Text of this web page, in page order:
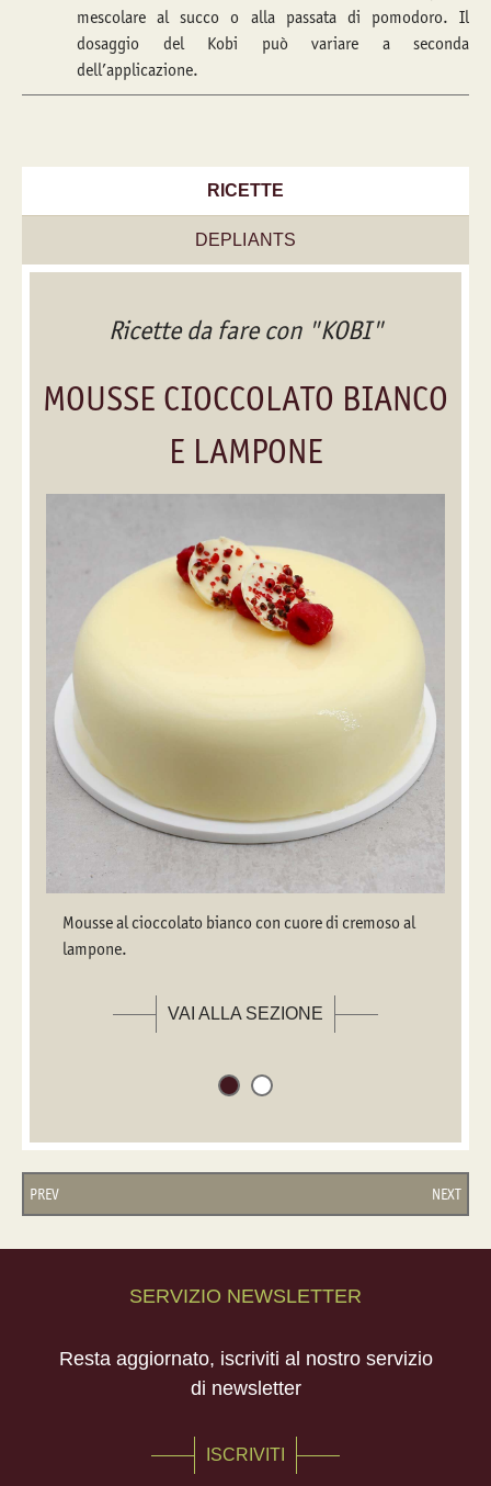
mescolare al succo o alla passata di pomodoro. Il
dosaggio del Kobi può variare a seconda
dell’applicazione.
RICETTE
DEPLIANTS
Ricette da fare con "KOBI"
MOUSSE CIOCCOLATO BIANCO
E LAMPONE
Mousse al cioccolato bianco con cuore di cremoso al
lampone.
VAI ALLA SEZIONE
PREV NEXT
SERVIZIO NEWSLETTER
Resta aggiornato, iscriviti al nostro servizio
di newsletter
ISCRIVITI